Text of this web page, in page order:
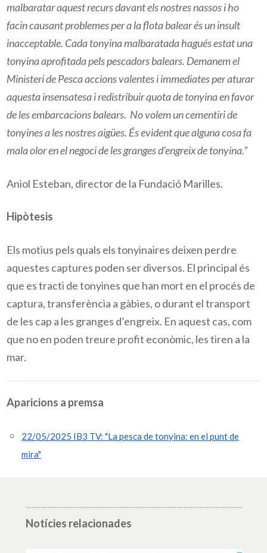
malbaratar aquest recurs davant els nostres nassos i ho
facin causant problemesper ala flota balear és un insult
inacceptable. Cada tonyina malbaratada hagués estat una
tonyina aprofitada pels pescadors balears. Demanem el
Ministeri de Pesca accions valentes i immediates per aturar
aquesta insensatesa i redistribuir quota de tonyina en favor
de les embarcacions balears. No volem un cementiri de
tonyines a les nostres aigües. És evident que alguna cosa fa
mala olor en el negoci de les granges d’engreix de tonyina.”
Aniol Esteban, director de la Fundació Marilles.
Hipòtesis
Els motius pels quals els tonyinaires deixen perdre
aquestes captures poden ser diversos. El principal és
que es tracti de tonyines que han mort en el procés de
captura, transferència a gàbies, o durant el transport
de les cap a les granges d’engreix. En aquest cas, com
que no en poden treure profit econòmic, les tiren a la
mar.
Aparicions a premsa
22/05/2025 IB3 TV: "La pesca de tonyina: en el punt de
mira"
Notícies relacionades